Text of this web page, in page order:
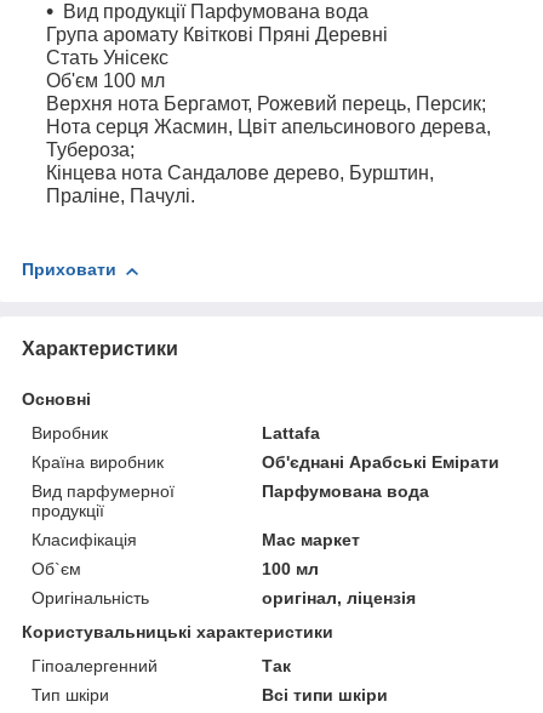
Вид продукції Парфумована вода
Група аромату Квіткові Пряні Деревні
Стать Унісекс
Об'єм 100 мл
Верхня нота Бергамот, Рожевий перець, Персик;
Нота серця Жасмин, Цвіт апельсинового дерева,
Тубероза;
Кінцева нота Сандалове дерево, Бурштин,
Праліне, Пачулі.
Приховати
Характеристики
Основні
Виробник
Lattafa
Країна виробник
Об'єднані Арабські Емірати
Вид парфумерної
продукції
Парфумована вода
Класифікація
Мас маркет
Об`єм
100 мл
Оригінальність
оригінал, ліцензія
Користувальницькі характеристики
Гіпоалергенний
Так
Тип шкіри
Всі типи шкіри